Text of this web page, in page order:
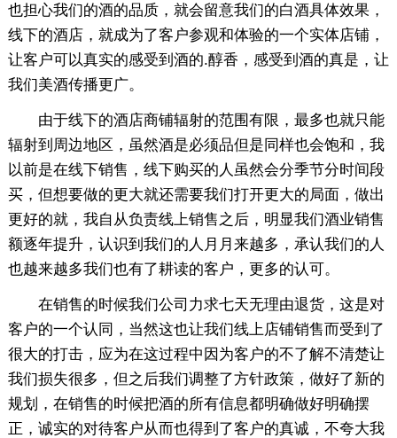
也担心我们的酒的品质，就会留意我们的白酒具体效果，
线下的酒店，就成为了客户参观和体验的一个实体店铺，
让客户可以真实的感受到酒的.醇香，感受到酒的真是，让
我们美酒传播更广。
由于线下的酒店商铺辐射的范围有限，最多也就只能
辐射到周边地区，虽然酒是必须品但是同样也会饱和，我
以前是在线下销售，线下购买的人虽然会分季节分时间段
买，但想要做的更大就还需要我们打开更大的局面，做出
更好的就，我自从负责线上销售之后，明显我们酒业销售
额逐年提升，认识到我们的人月月来越多，承认我们的人
也越来越多我们也有了耕读的客户，更多的认可。
在销售的时候我们公司力求七天无理由退货，这是对
客户的一个认同，当然这也让我们线上店铺销售而受到了
很大的打击，应为在这过程中因为客户的不了解不清楚让
我们损失很多，但之后我们调整了方针政策，做好了新的
规划，在销售的时候把酒的所有信息都明确做好明确摆
正，诚实的对待客户从而也得到了客户的真诚，不夸大我